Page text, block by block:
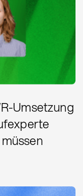
Umsetzung